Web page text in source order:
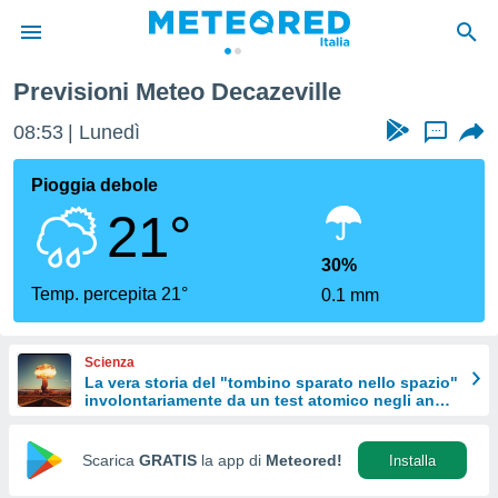
di
per
le
di
Web
Previsioni Meteo Decazeville
08:53 Lunedì ...
Pioggia debole
21°
Temp. percepita 21°
30%
0.1 mm
Scienza
La vera storia del "tombino sparato nello spazio"
involontariamente da un test atomico negli anni
Scarica GRATIS la app di Meteored! Installa